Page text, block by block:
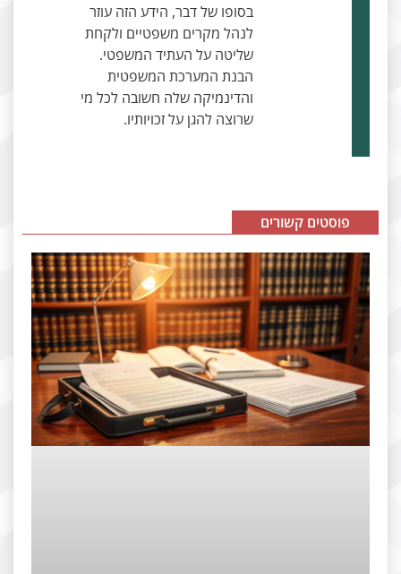
בסופו של דבר, הידע הזה עוזר
לנהל מקרים משפטיים ולקחת
שליטה על העתיד המשפטי.
הבנת המערכת המשפטית
והדינמיקה שלה חשובה לכל מי
שרוצה להגן על זכויותיו.
פוסטים קשורים